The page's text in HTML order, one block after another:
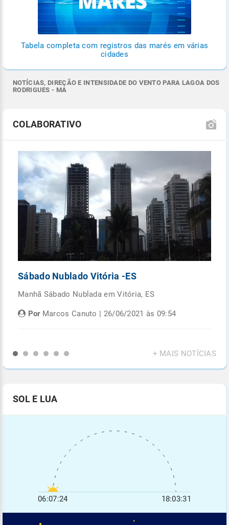
Tabela completa com registros das marés em várias
cidades
NOTÍCIAS, DIREÇÃO E INTENSIDADE DO VENTO PARA LAGOA DOS
RODRIGUES - MA
COLABORATIVO
Sábado Nublado Vitória -ES
Manhã Sábado Nublada em Vitória, ES
PorMarcos Canuto | 26/06/2021 às 09:54
+ MAIS NOTÍCIAS
SOL E LUA
06:07:24 18:03:31